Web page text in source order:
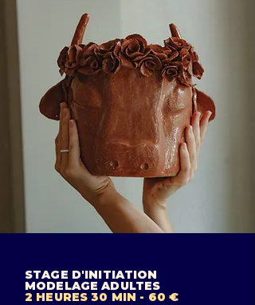
STAGE D'INITIATION
MODELAGE ADULTES
2 HEURES 30 MIN - 60 €